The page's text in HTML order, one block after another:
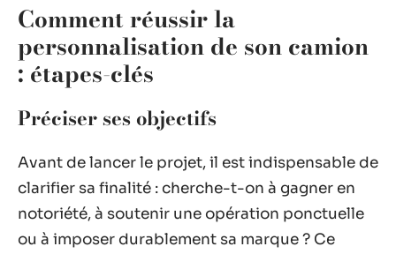
Comment réussir la
personnalisation de son camion
: étapes-clés
Préciser ses objectifs
Avant de lancer le projet, il est indispensable de
clarifier sa finalité : cherche-t-on à gagner en
notoriété, à soutenir une opération ponctuelle
ou à imposer durablement sa marque ? Ce